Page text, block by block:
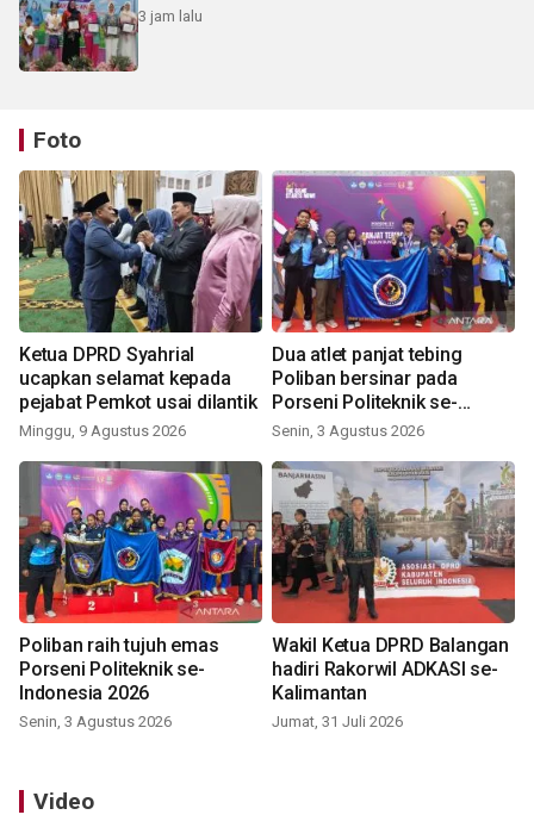
3 jam lalu
Foto
Ketua DPRD Syahrial
ucapkan selamat kepada
pejabat Pemkot usai dilantik
Minggu, 9 Agustus 2026
Dua atlet panjat tebing
Poliban bersinar pada
Porseni Politeknik se-
Indonesia 2026
Senin, 3 Agustus 2026
Poliban raih tujuh emas
Porseni Politeknik se-
Indonesia 2026
Senin, 3 Agustus 2026
Wakil Ketua DPRD Balangan
hadiri Rakorwil ADKASI se-
Kalimantan
Jumat, 31 Juli 2026
Video